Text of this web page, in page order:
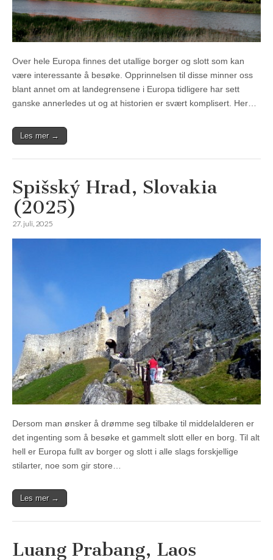
Over hele Europa finnes det utallige borger og slott som kan
være interessante å besøke. Opprinnelsen til disse minner oss
blant annet om at landegrensene i Europa tidligere har sett
ganske annerledes ut og at historien er svært komplisert. Her…
Les mer →
Spišský Hrad, Slovakia
(2025)
27. juli, 2025
Dersom man ønsker å drømme seg tilbake til middelalderen er
det ingenting som å besøke et gammelt slott eller en borg. Til alt
hell er Europa fullt av borger og slott i alle slags forskjellige
stilarter, noe som gir store…
Les mer →
Luang Prabang, Laos